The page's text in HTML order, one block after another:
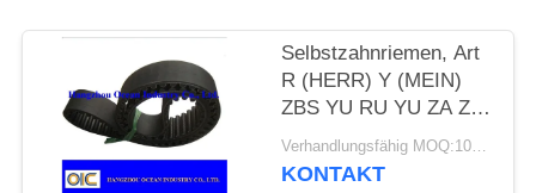
PRIVACY
POLICY
Selbstzahnriemen, Art
R (HERR) Y (MEIN)
ZBS YU RU YU ZA ZB
ZC ZD ZAS RHD SHX
SRP S8M
Verhandlungsfähig MOQ:100 Stück
KONTAKT